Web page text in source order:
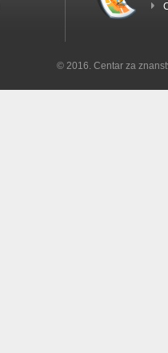
© 2016. Centar za